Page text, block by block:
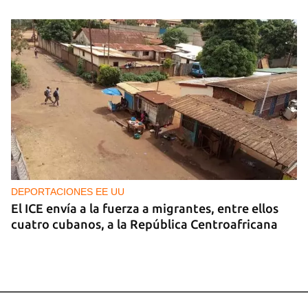
DEPORTACIONES EE UU
El ICE envía a la fuerza a migrantes, entre ellos
cuatro cubanos, a la República Centroafricana